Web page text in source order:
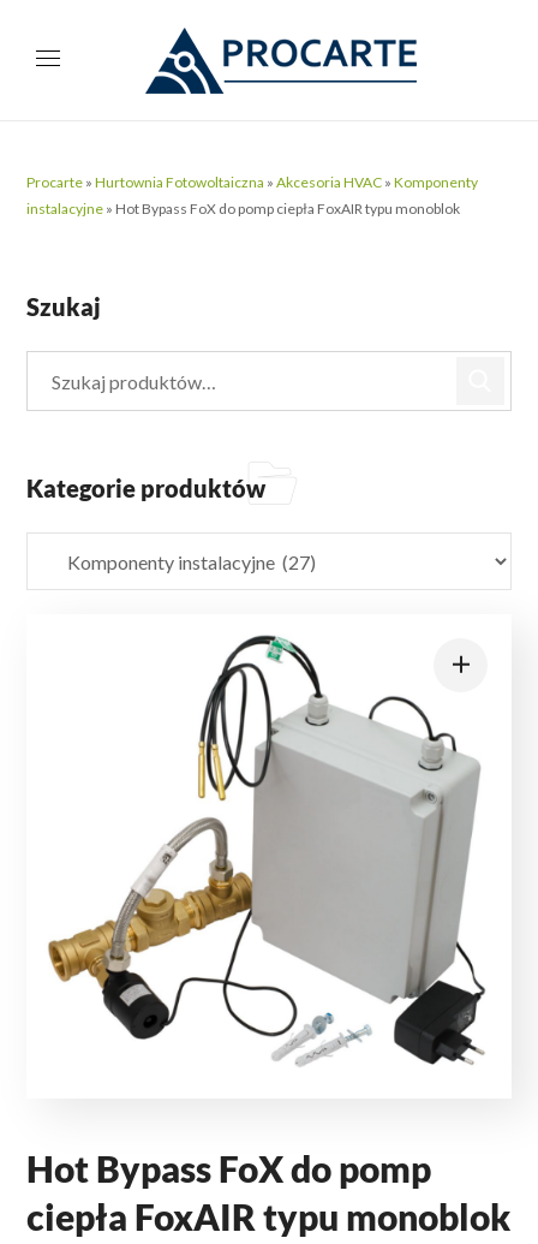
Procarte »Hurtownia Fotowoltaiczna »Akcesoria HVAC »Komponenty
instalacyjne » Hot Bypass FoX do pomp ciepła FoxAIR typu monoblok
Hot Bypass FoX do pomp
ciepła FoxAIR typu monoblok
Szukaj
Kategorie produktów